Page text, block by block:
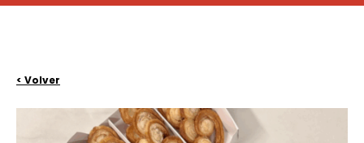
Catering
Contacto
< Volver